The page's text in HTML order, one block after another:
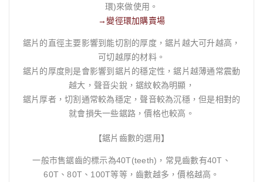
環)來做使用。
→變徑環加購賣場
鋸片的直徑主要影響到能切割的厚度，鋸片越大可升越高，
可切越厚的材料。
鋸片的厚度則是會影響到鋸片的穩定性，鋸片越薄通常震動
越大，聲音尖銳，鋸紋較為明顯，
鋸片厚者，切割通常較為穩定，聲音較為沉穩，但是相對的
就會損失一些鋸路，價格也較高。
【鋸片齒數的選用】
一般市售鋸齒的標示為40T(teeth)，常見齒數有40T、
60T、80T、100T等等，齒數越多，價格越高。